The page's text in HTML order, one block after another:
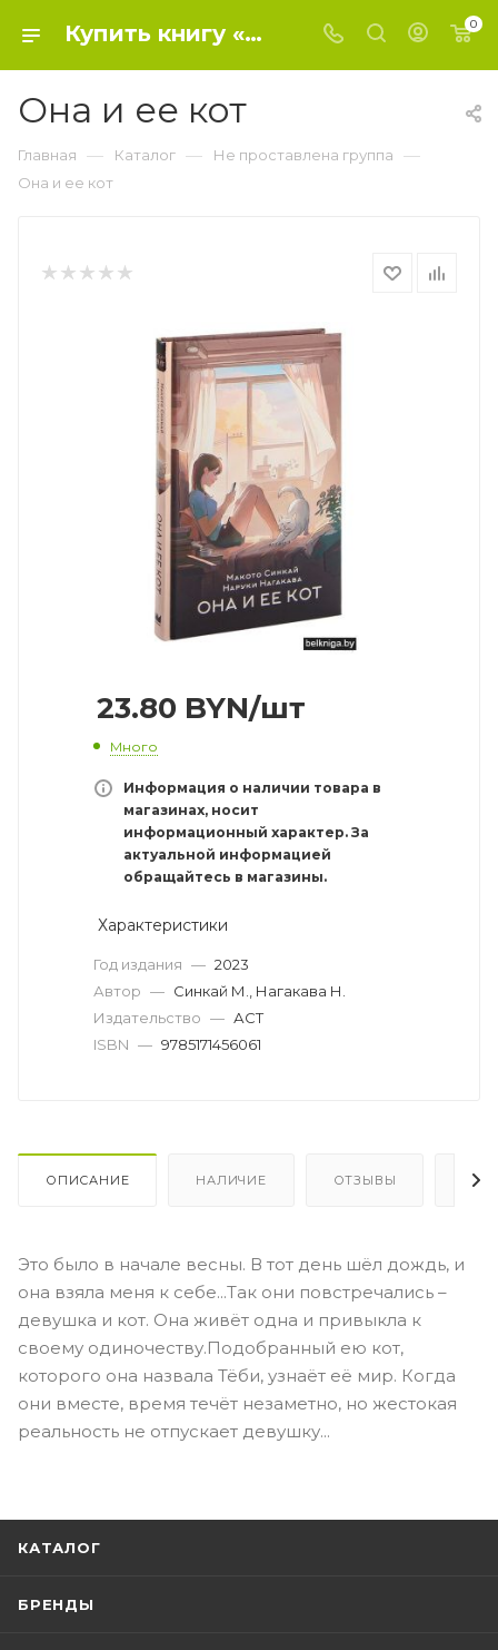
Купить книгу «Она и ее кот» 2023, Синкай М., Нагакава Н. - Не проставлена группа 0
Она и ее кот
Главная — Каталог — Не проставлена группа —
Она и ее кот
23.80 BYN/шт
Много
Информация о наличии товара в
магазинах, носит
информационный характер. За
актуальной информацией
обращайтесь в магазины.
Характеристики
Год издания — 2023
Автор — Синкай М., Нагакава Н.
Издательство — АСТ
ISBN — 9785171456061
ОПИСАНИЕ НАЛИЧИЕ ОТЗЫВЫ
Это было в начале весны. В тот день шёл дождь, и
она взяла меня к себе...Так они повстречались –
девушка и кот. Она живёт одна и привыкла к
своему одиночеству.Подобранный ею кот,
которого она назвала Тёби, узнаёт её мир. Когда
они вместе, время течёт незаметно, но жестокая
реальность не отпускает девушку...
КАТАЛОГ
БРЕНДЫ